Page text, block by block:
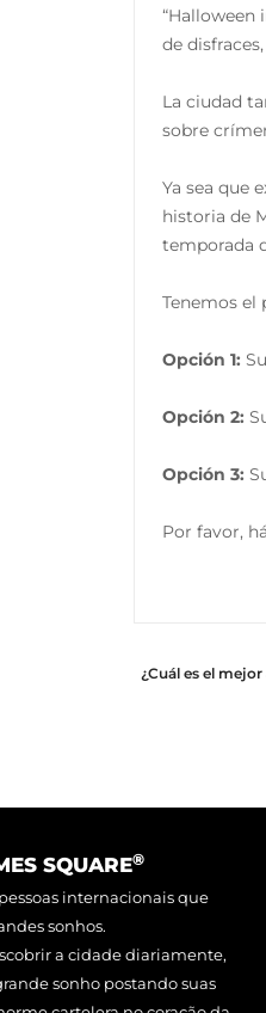
“Halloween
de
La ciudad
sobre
Ya sea que
historia de
temporada
Tenemos el
Opción 1:
Opción 2:
Opción 3:
Por favor,
¿Cuál es el
SQUARE®
internacionais que
sonhos.
a cidade diariamente,
sonho postando suas